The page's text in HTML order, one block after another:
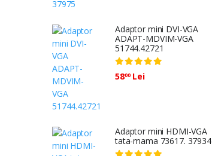
Adaptor mini DVI-VGA
ADAPT-MDVIM-VGA
51744.42721
5800Lei
Adaptor mini HDMI-VGA
tata-mama 73617. 37934